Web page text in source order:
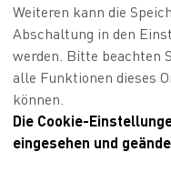
Weiteren kann die
Abschaltung in den
werden. Bitte beachten
alle Funktionen dieses
können.
Die Cookie-
eingesehen und